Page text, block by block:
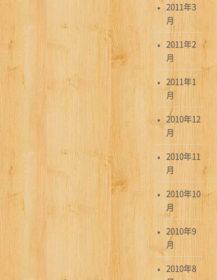
2011年3
月
2011年2
月
2011年1
月
2010年12
月
2010年11
月
2010年10
月
2010年9
月
2010年8